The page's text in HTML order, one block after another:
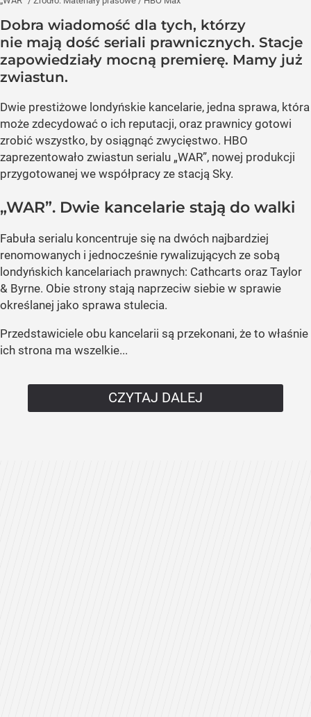
Dobra wiadomość dla tych, którzy
nie mają dość seriali prawnicznych. Stacje
zapowiedziały mocną premierę. Mamy już
zwiastun.
Dwie prestiżowe londyńskie kancelarie, jedna sprawa, która
może zdecydować o ich reputacji, oraz prawnicy gotowi
zrobić wszystko, by osiągnąć zwycięstwo. HBO
zaprezentowało zwiastun serialu „WAR”, nowej produkcji
przygotowanej we współpracy ze stacją Sky.
„WAR”. Dwie kancelarie stają do walki
Fabuła serialu koncentruje się na dwóch najbardziej
renomowanych i jednocześnie rywalizujących ze sobą
londyńskich kancelariach prawnych: Cathcarts oraz Taylor
& Byrne. Obie strony stają naprzeciw siebie w sprawie
określanej jako sprawa stulecia.
Przedstawiciele obu kancelarii są przekonani, że to właśnie
ich strona ma wszelkie...
CZYTAJ DALEJ